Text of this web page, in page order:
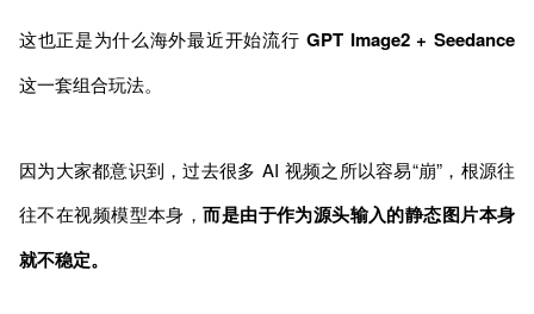
这也正是为什么海外最近开始流行 GPT Image2 + Seedance
这一套组合玩法。
因为大家都意识到，过去很多 AI 视频之所以容易“崩”，根源往
往不在视频模型本身，而是由于作为源头输入的静态图片本身
就不稳定。